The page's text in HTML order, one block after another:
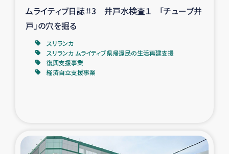
インドネシア中部 スラウェシの地震・津波被災者支援
スリランカ ジャフナ県干物事業
スリランカの南北女性をつなぐサリー・リサイクル・プロ
ムライティブ日誌＃3 井戸水検査１ 「チューブ井
戸」の穴を掘る
スリランカ
スリランカ ムライティブ県帰還民の生活再建支援
復興支援事業
経済自立支援事業